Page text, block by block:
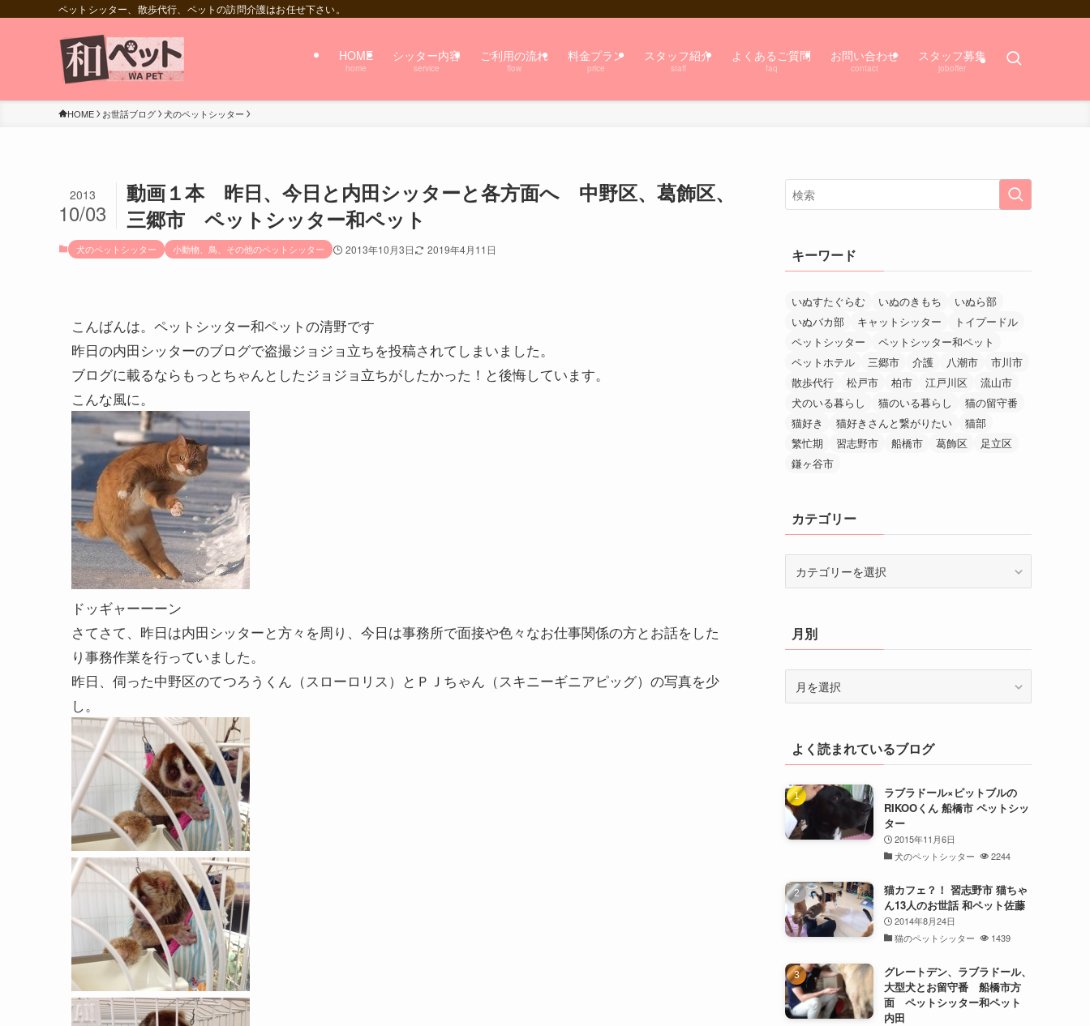
ペットシッター、散歩代行、ペットの訪問介護はお任せ下さい。
HOME
home
シッター内容
service
ご利用の流れ
flow
料金プラン
price
スタッフ紹介
staff
よくあるご質問
faq
お問い合わせ
contact
スタッフ募集
joboffer
HOME お世話ブログ 犬のペットシッター
動画１本 昨日、今日と内田シッターと各方面へ 中野区、葛飾区、
三郷市 ペットシッター和ペット
2013
10/03
犬のペットシッター 小動物、鳥、その他のペットシッター 2013年10月3日 2019年4月11日
こんばんは。ペットシッター和ペットの清野です
昨日の内田シッターのブログで盗撮ジョジョ立ちを投稿されてしまいました。
ブログに載るならもっとちゃんとしたジョジョ立ちがしたかった！と後悔しています。
こんな風に。
ドッギャーーーン
さてさて、昨日は内田シッターと方々を周り、今日は事務所で面接や色々なお仕事関係の方とお話をした
り事務作業を行っていました。
昨日、伺った中野区のてつろうくん（スローロリス）とＰＪちゃん（スキニーギニアピッグ）の写真を少
し。
キーワード
いぬすたぐらむ いぬのきもち
いぬら部
いぬバカ部
キャットシッター
トイプードル
ペットシッター
ペットシッター和ペット
ペットホテル
三郷市 介護 八潮市
市川市
散歩代行
松戸市 柏市 江戸川区
流山市
犬のいる暮らし
猫のいる暮らし
猫の留守番
猫好き
猫好きさんと繋がりたい
猫部
繁忙期
習志野市 船橋市 葛飾区
足立区
鎌ヶ谷市
カテゴリー
ー月別
よく読まれているブログ
ラブラドール×ピットブルの
RIKOOくん 船橋市 ペットシッ
ター
2015年11月6日
犬のペットシッター
2244
猫カフェ？！ 習志野市 猫ちゃ
ん13人のお世話 和ペット佐藤
2014年8月24日
猫のペットシッター
1439
グレートデン、ラブラドール、
大型犬とお留守番 船橋市方
面 ペットシッター和ペット
内田